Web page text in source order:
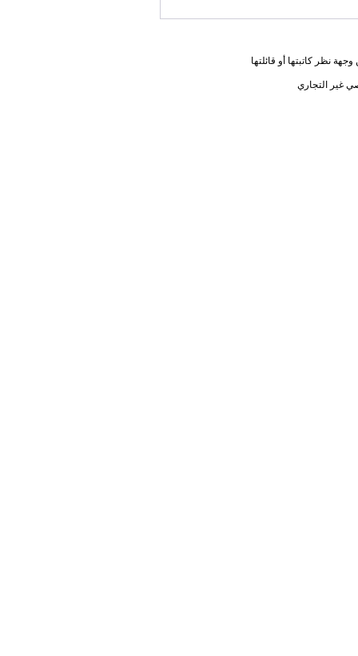
نظر كاتبتها أو قائلتها
غير التجاري